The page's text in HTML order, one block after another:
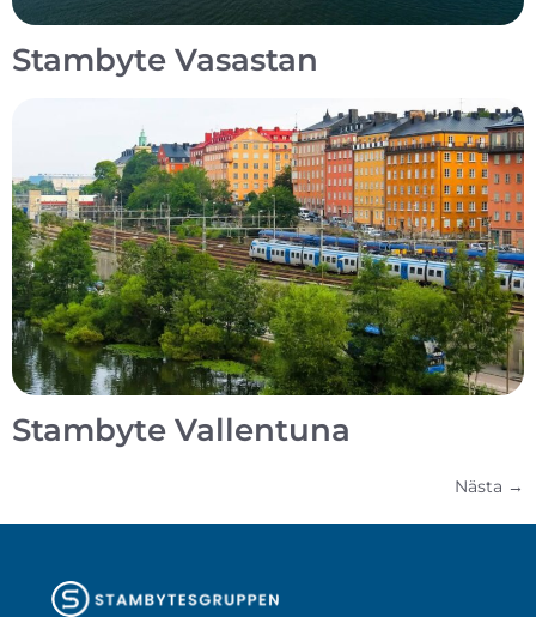
Stambyte Vasastan
Stambyte Vallentuna
Nästa →